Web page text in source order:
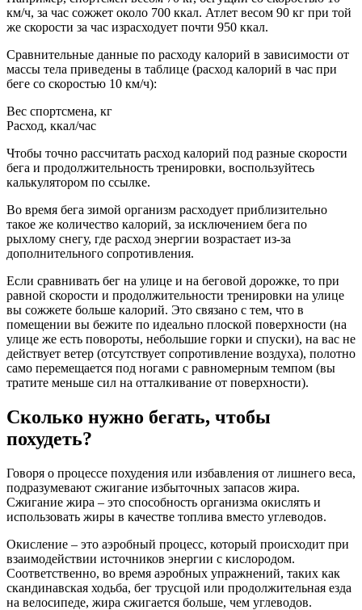
км/ч, за час сожжет около 700 ккал. Атлет весом 90 кг при той
же скорости за час израсходует почти 950 ккал.
Сравнительные данные по расходу калорий в зависимости от
массы тела приведены в таблице (расход калорий в час при
беге со скоростью 10 км/ч):
Вес спортсмена, кг
Расход, ккал/час
Чтобы точно рассчитать расход калорий под разные скорости
бега и продолжительность тренировки, воспользуйтесь
калькулятором по ссылке.
Во время бега зимой организм расходует приблизительно
такое же количество калорий, за исключением бега по
рыхлому снегу, где расход энергии возрастает из-за
дополнительного сопротивления.
Если сравнивать бег на улице и на беговой дорожке, то при
равной скорости и продолжительности тренировки на улице
вы сожжете больше калорий. Это связано с тем, что в
помещении вы бежите по идеально плоской поверхности (на
улице же есть повороты, небольшие горки и спуски), на вас не
действует ветер (отсутствует сопротивление воздуха), полотно
само перемещается под ногами с равномерным темпом (вы
тратите меньше сил на отталкивание от поверхности).
Сколько нужно бегать, чтобы
похудеть?
Говоря о процессе похудения или избавления от лишнего веса,
подразумевают сжигание избыточных запасов жира.
Сжигание жира – это способность организма окислять и
использовать жиры в качестве топлива вместо углеводов.
Окисление – это аэробный процесс, который происходит при
взаимодействии источников энергии с кислородом.
Соответственно, во время аэробных упражнений, таких как
скандинавская ходьба, бег трусцой или продолжительная езда
на велосипеде, жира сжигается больше, чем углеводов.